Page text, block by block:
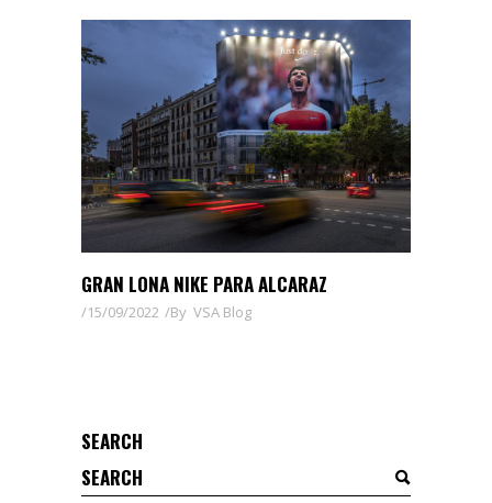
GRAN LONA NIKE PARA ALCARAZ
15/09/2022 By VSA Blog
SEARCH
Search
for: